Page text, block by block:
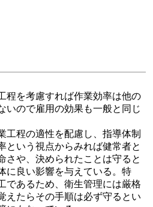
程を考慮すれば作業効率は他の
いので雇用の効果も一般と同じ
工程の適性を配慮し、指導体制
という視点からみれば健常者と
さや、決められたことは守ると
に良い影響を与えている。特
であるため、衛生管理には厳格
えたらその手順は必ず守るとい